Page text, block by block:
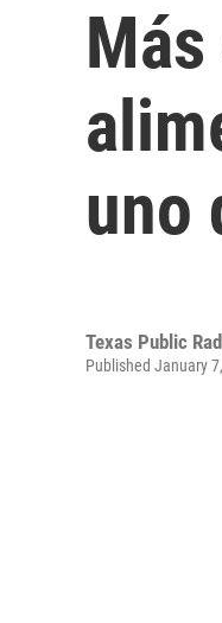
uno
Texas Public
Published January